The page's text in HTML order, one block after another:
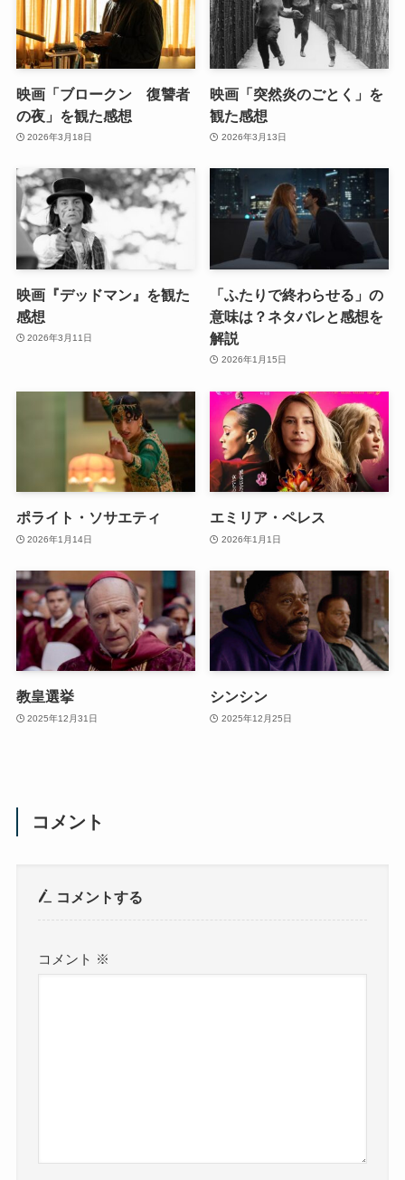
映画「ブロークン 復讐者
の夜」を観た感想
2026年3月18日
映画「突然炎のごとく」を
観た感想
2026年3月13日
映画『デッドマン』を観た
感想
2026年3月11日
「ふたりで終わらせる」の
意味は？ネタバレと感想を
解説
2026年1月15日
ポライト・ソサエティ
2026年1月14日
エミリア・ペレス
2026年1月1日
教皇選挙
2025年12月31日
シンシン
2025年12月25日
コメント
コメントする
コメント ※